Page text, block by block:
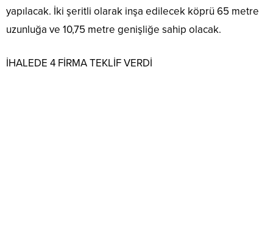
yapılacak. İki şeritli olarak inşa edilecek köprü 65 metre
uzunluğa ve 10,75 metre genişliğe sahip olacak.
İHALEDE 4 FİRMA TEKLİF VERDİ